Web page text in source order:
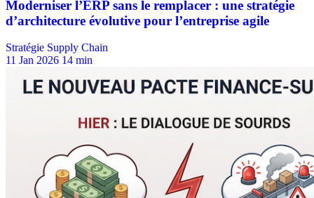
Stratégie Supply Chain
11 Jan 2026 14 min